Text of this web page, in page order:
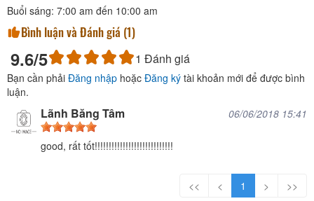
Buổi sáng: 7:00 am đến 10:00 am
Bình luận và Đánh giá (1)
9.6/5 1 Đánh giá
Bạn cần phải Đăng nhập hoặc Đăng ký tài khoản mới để được bình
luận.
Lãnh Băng Tâm 06/06/2018 15:41
good, rất tốt!!!!!!!!!!!!!!!!!!!!!!!!!!!!
<< < 1 > >>